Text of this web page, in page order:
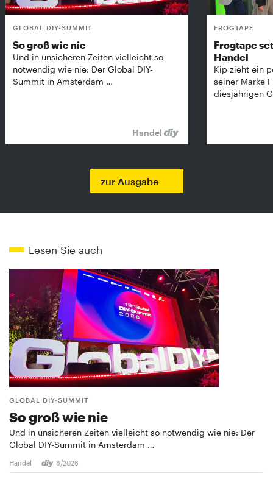
GLOBAL DIY-SUMMIT
So groß wie nie
Und in unsicheren Zeiten vielleicht so
notwendig wie nie: Der Global DIY-
Summit in Amsterdam …
Handel
FROGTAPE
Frogtape
Handel
Kip zieht ein
seiner Marke
diesjährigen
zur Ausgabe
Lesen Sie auch
GLOBAL DIY-SUMMIT
So groß wie nie
Und in unsicheren Zeiten vielleicht so notwendig wie nie: Der
Global DIY-Summit in Amsterdam …
Handel 8/2026